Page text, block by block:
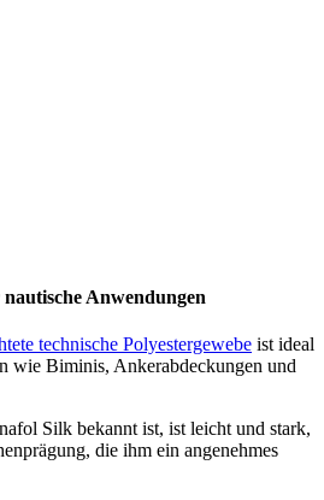
Anwendungen
technische Polyestergewebe ist ideal
wie Biminis, Ankerabdeckungen und
Silk bekannt ist, ist leicht und stark,
die ihm ein angenehmes